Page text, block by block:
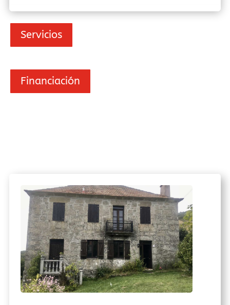
Servicios
Financiación